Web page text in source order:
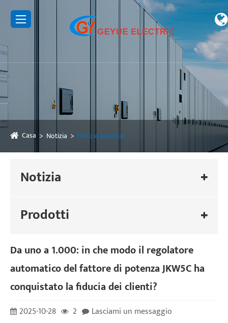
Casa Notizia Notizie aziendali
Notizia
Prodotti
Da uno a 1.000: in che modo il regolatore
automatico del fattore di potenza JKW5C ha
conquistato la fiducia dei clienti?
2025-10-28 2 Lasciami un messaggio